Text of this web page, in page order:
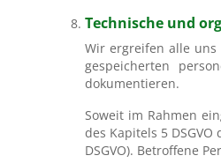
Technische und
Wir ergreifen alle
gespeicherten
dokumentieren.
Soweit im Rahmen
des Kapitels 5
DSGVO). Betroffene